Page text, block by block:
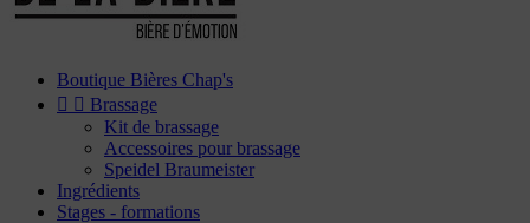
Boutique Bières Chap's
  Brassage
Kit de brassage
Accessoires pour brassage
Speidel Braumeister
Ingrédients
Stages - formations